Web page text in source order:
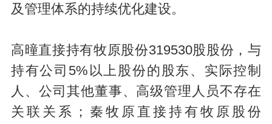
及管理体系的持续优化建设。
高曈直接持有牧原股份319530股股份，与
持有公司5%以上股份的股东、实际控制
人、公司其他董事、高级管理人员不存在
关联关系；秦牧原直接持有牧原股份